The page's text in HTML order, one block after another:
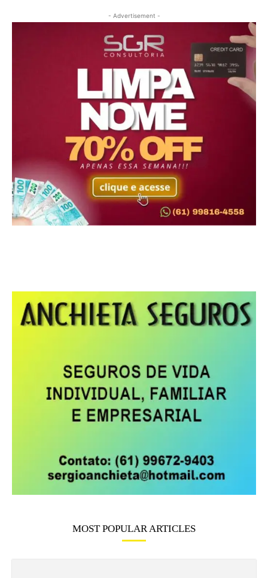
- Advertisement -
MOST POPULAR ARTICLES